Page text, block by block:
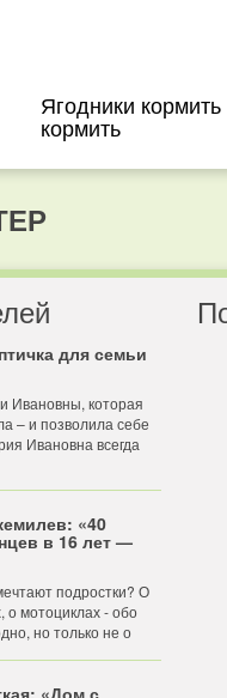
Ягодники
кормить
для семьи
Ивановны, которая
– и позволила себе
Ивановна всегда
«40
в 16 лет —
подростки? О
о мотоциклах - обо
но только не о
«Дом с